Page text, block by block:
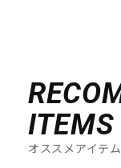
ITEMS
オススメアイテム